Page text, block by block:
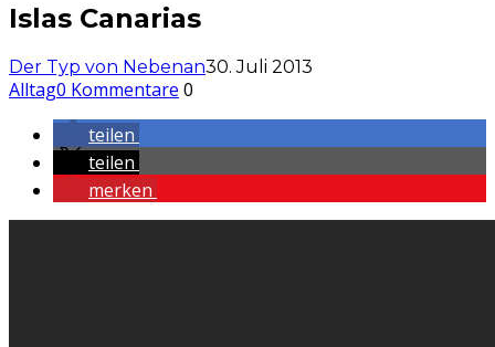
Islas Canarias
Der Typ von Nebenan30. Juli 2013
Alltag0 Kommentare 0
teilen
teilen
merken